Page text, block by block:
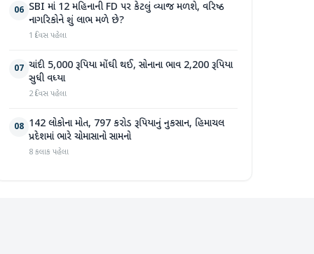
06 SBI માં 12 મહિનાની FD પર કેટલું વ્યાજ મળશે, વરિષ્ઠ
નાગરિકોને શું લાભ મળે છે?
1 દિવસ પહેલા
07 ચાંદી 5,000 રૂપિયા મોંઘી થઈ, સોનાના ભાવ 2,200 રૂપિયા
સુધી વધ્યા
2 દિવસ પહેલા
08 142 લોકોના મોત, 797 કરોડ રૂપિયાનું નુકસાન, હિમાચલ
પ્રદેશમાં ભારે ચોમાસાનો સામનો
8 કલાક પહેલા